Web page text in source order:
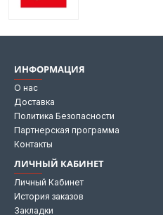
ИНФОРМАЦИЯ
О нас
Доставка
Политика Безопасности
Партнерская программа
Контакты
ЛИЧНЫЙ КАБИНЕТ
Личный Кабинет
История заказов
Закладки